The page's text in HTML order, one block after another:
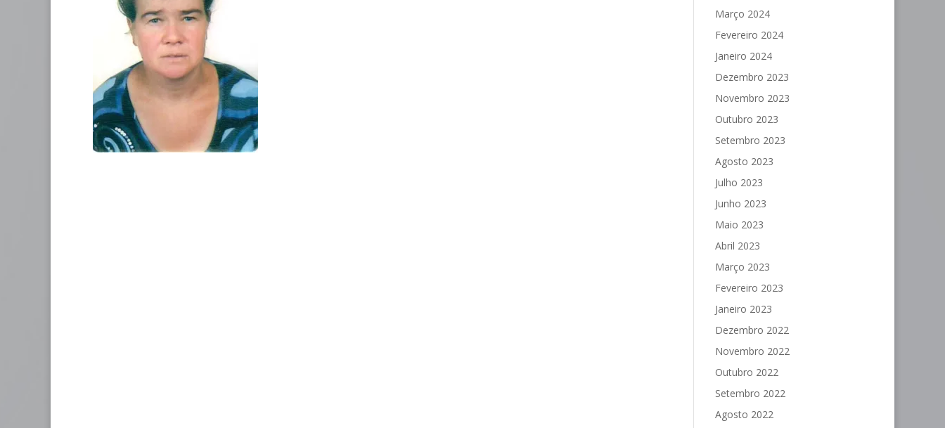
Março 2024
Fevereiro 2024
Janeiro 2024
Dezembro 2023
Novembro 2023
Outubro 2023
Setembro 2023
Agosto 2023
Julho 2023
Junho 2023
Maio 2023
Abril 2023
Março 2023
Fevereiro 2023
Janeiro 2023
Dezembro 2022
Novembro 2022
Outubro 2022
Setembro 2022
Agosto 2022